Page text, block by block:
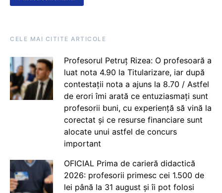
CELE MAI CITITE ARTICOLE
Profesorul Petruț Rizea: O profesoară a
luat nota 4.90 la Titularizare, iar după
contestații nota a ajuns la 8.70 / Astfel
de erori îmi arată ce entuziasmați sunt
profesorii buni, cu experiență să vină la
corectat și ce resurse financiare sunt
alocate unui astfel de concurs
important
OFICIAL Prima de carieră didactică
2026: profesorii primesc cei 1.500 de
lei până la 31 august și îi pot folosi